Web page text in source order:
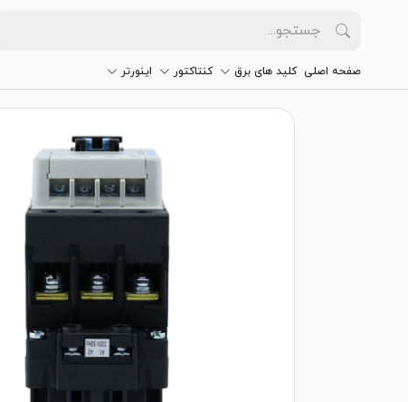
صفحه اصلی کلید های برق کنتاکتور اینورتر